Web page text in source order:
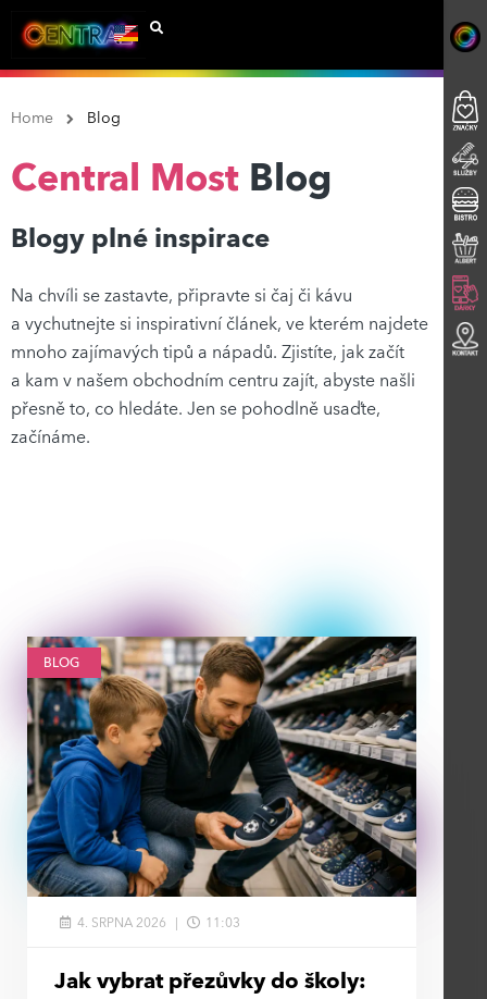
Home Blog
Central Most Blog
Blogy plné inspirace
Na chvíli se zastavte, připravte si čaj či kávu
a vychutnejte si inspirativní článek, ve kterém najdete
mnoho zajímavých tipů a nápadů. Zjistíte, jak začít
a kam v našem obchodním centru zajít, abyste našli
přesně to, co hledáte. Jen se pohodlně usaďte,
začínáme.
BLOG
Jak vybrat přezůvky do školy:
4. SRPNA 2026 11:03